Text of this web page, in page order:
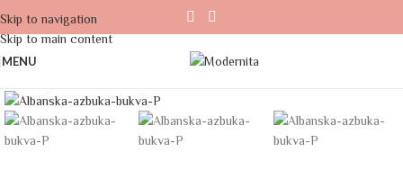
Skip to navigation
Skip to main content
MENU